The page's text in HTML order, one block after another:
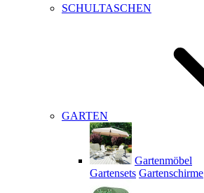
SCHULTASCHEN
GARTEN
Gartenmöbel
Gartensets Gartenschirme